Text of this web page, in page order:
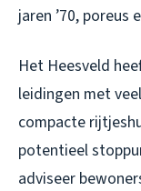
jaren ’70,
Het Heesveld
leidingen met
compacte
potentieel
adviseer